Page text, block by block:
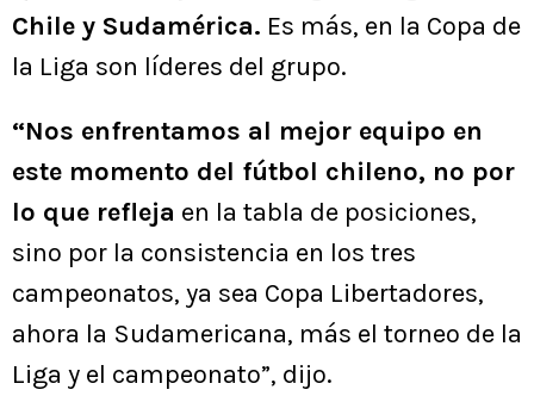
Chile y Sudamérica. Es más, en la Copa de
la Liga son líderes del grupo.
“Nos enfrentamos al mejor equipo en
este momento del fútbol chileno, no por
lo que refleja en la tabla de posiciones,
sino por la consistencia en los tres
campeonatos, ya sea Copa Libertadores,
ahora la Sudamericana, más el torneo de la
Liga y el campeonato”, dijo.